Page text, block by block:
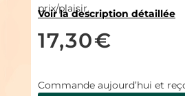
prix/plaisir.
Voir la description détaillée
17,30€
Commande aujourd’hui et